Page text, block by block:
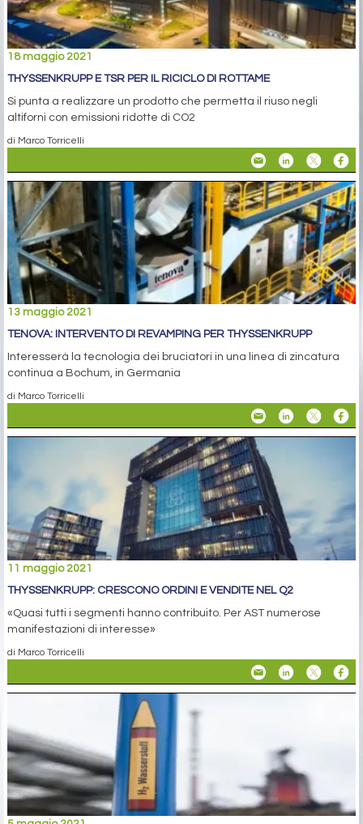
18 maggio 2021
THYSSENKRUPP E TSR PER IL RICICLO DI ROTTAME
Si punta a realizzare un prodotto che permetta il riuso negli
altiforni con emissioni ridotte di CO2
di Marco Torricelli
13 maggio 2021
TENOVA: INTERVENTO DI REVAMPING PER THYSSENKRUPP
Interesserà la tecnologia dei bruciatori in una linea di zincatura
continua a Bochum, in Germania
di Marco Torricelli
11 maggio 2021
THYSSENKRUPP: CRESCONO ORDINI E VENDITE NEL Q2
«Quasi tutti i segmenti hanno contribuito. Per AST numerose
manifestazioni di interesse»
di Marco Torricelli